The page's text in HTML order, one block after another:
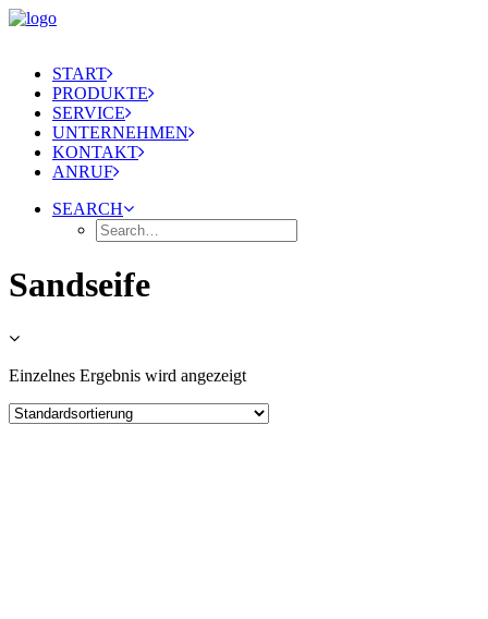
START
PRODUKTE
SERVICE
UNTERNEHMEN
KONTAKT
ANRUF
SEARCH
Sandseife
Einzelnes Ergebnis wird angezeigt